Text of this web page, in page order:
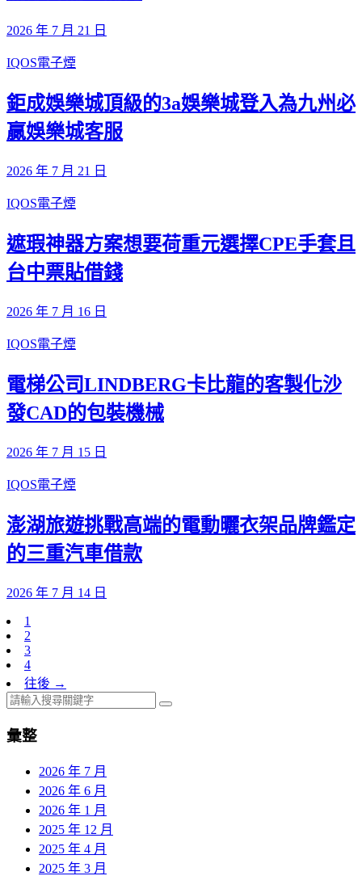
2026 年 7 月 21 日
IQOS電子煙
鉅成娛樂城頂級的3a娛樂城登入為九州必
贏娛樂城客服
2026 年 7 月 21 日
IQOS電子煙
遮瑕神器方案想要荷重元選擇CPE手套且
台中票貼借錢
2026 年 7 月 16 日
IQOS電子煙
電梯公司LINDBERG卡比龍的客製化沙
發CAD的包裝機械
2026 年 7 月 15 日
IQOS電子煙
澎湖旅遊挑戰高端的電動曬衣架品牌鑑定
的三重汽車借款
2026 年 7 月 14 日
1
2
3
4
往後 →
彙整
2026 年 7 月
2026 年 6 月
2026 年 1 月
2025 年 12 月
2025 年 4 月
2025 年 3 月